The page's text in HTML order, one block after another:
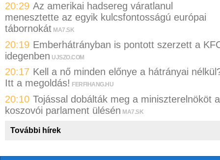
20:29 Az amerikai hadsereg váratlanul
menesztette az egyik kulcsfontosságú európai
tábornokát MA7.SK
20:19 Emberhátrányban is pontott szerzett a
idegenben UJSZO.COM
20:17 Kell a nő minden előnye a hátrányai
Itt a megoldás! FERFIHANG.HU
20:10 Tojással dobálták meg a miniszterelnököt a
koszovói parlament ülésén MA7.SK
További hírek